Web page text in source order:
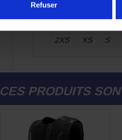
Refuser
269,99 € -50%
2XS XS S
CES PRODUITS